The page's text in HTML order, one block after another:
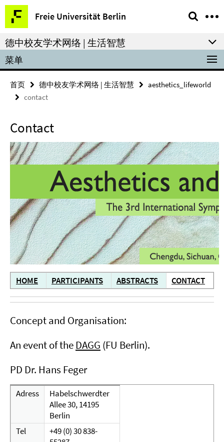
Springe
direkt
zu
Inhalt
Freie Universität Berlin
服
务-
导
航
德中校友学术网络 | 生活智慧
菜单
首页 德中校友学术网络 | 生活智慧
aesthetics_lifeworld
contact
Contact
HOME PARTICIPANTS ABSTRACTS CONTACT
Concept and Organisation:
An event of theDAGG (FU Berlin).
PD Dr. Hans Feger
Adress
Habelschwerdter
Allee 30, 14195
Berlin
Tel
+49 (0) 30 838-